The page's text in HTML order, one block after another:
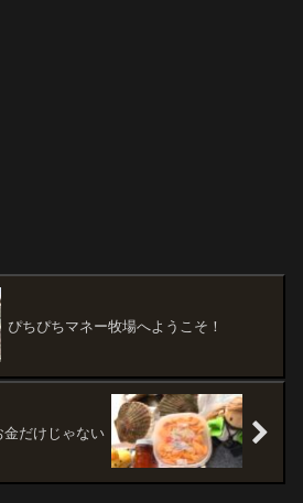
ぴちぴちマネー牧場へようこそ！
金だけじゃない